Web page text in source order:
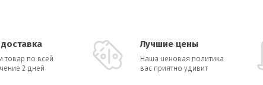
товар по всей
2 дней
Лучшие цены
Наша ценовая политика
вас приятно удивит